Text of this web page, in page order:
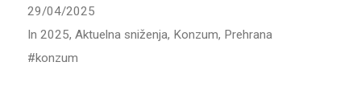
29/04/2025
In 2025, Aktuelna sniženja, Konzum, Prehrana
konzum